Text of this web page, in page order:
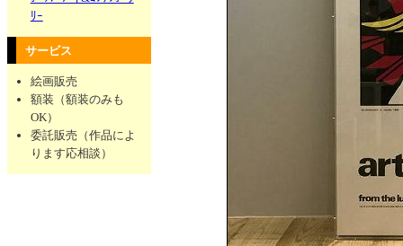
ﾘｰ
サービス
絵画販売
額装（額装のみも
OK）
委託販売（作品によ
ります応相談）